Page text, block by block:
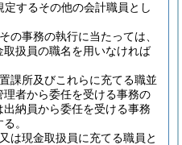
定するその他の会計職員とし
の事務の執行に当たっては、
扱員の職名を用いなければ
課所及びこれらに充てる職並
者から委任を受ける事務の
納員から委任を受ける事務
。
は現金取扱員に充てる職員と